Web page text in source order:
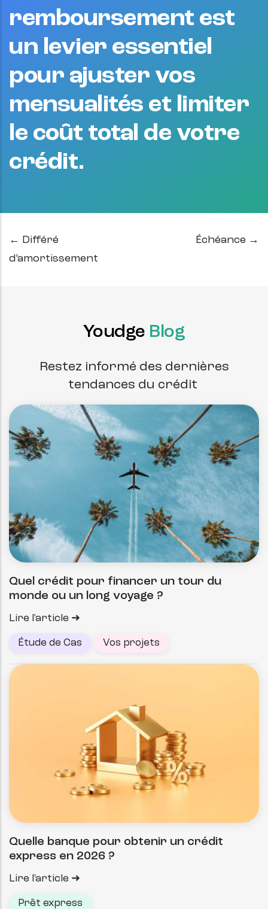
remboursement est
un levier essentiel
pour ajuster vos
mensualités et limiter
le coût total de votre
crédit.
← Différé
d’amortissement
Échéance →
Youdge Blog
Restez informé des dernières
tendances du crédit
Quel crédit pour financer un tour du
monde ou un long voyage ?
Lire l'article
Étude de Cas Vos projets
Quelle banque pour obtenir un crédit
express en 2026 ?
Lire l'article
Prêt express